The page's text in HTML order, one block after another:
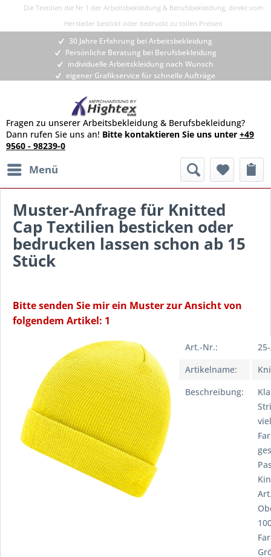
Die Textilien die Nr 1 der Arbeitsbekleidung & Berufsbekleidung, direkt vom
Hersteller bestickt oder bedruckt zu tollen Preisen
30 Jahre Erfahrung bei Arbeitsbekleidung
Persönliche Beratung bei Berufsbekleidung
individuelle Arbeitskleidung nach Wunsch
eigener Grafikservice für schnelle Aufträge
Fragen zu unserer Arbeitsbekleidung & Berufsbekleidung?
Dann rufen Sie uns an! Bitte kontaktieren Sie uns unter +49
9560 - 98239-0
Menü
Muster-Anfrage für Knitted
Cap Textilien besticken oder
bedrucken lassen schon ab 15
Stück
Bitte senden Sie mir ein Muster zur Ansicht von
folgendem Artikel: 1
Art.-Nr.:
Artikelname:
Beschreibung: